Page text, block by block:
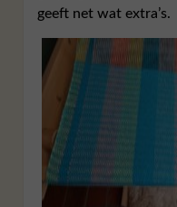
geeft net wat extra’s.